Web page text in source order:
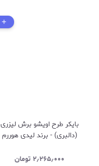
بایکر طرح اویشو برش لیزری
(دالبری) - برند لیدی هوررم
۲٫۲۶۵٫۰۰۰ تومان